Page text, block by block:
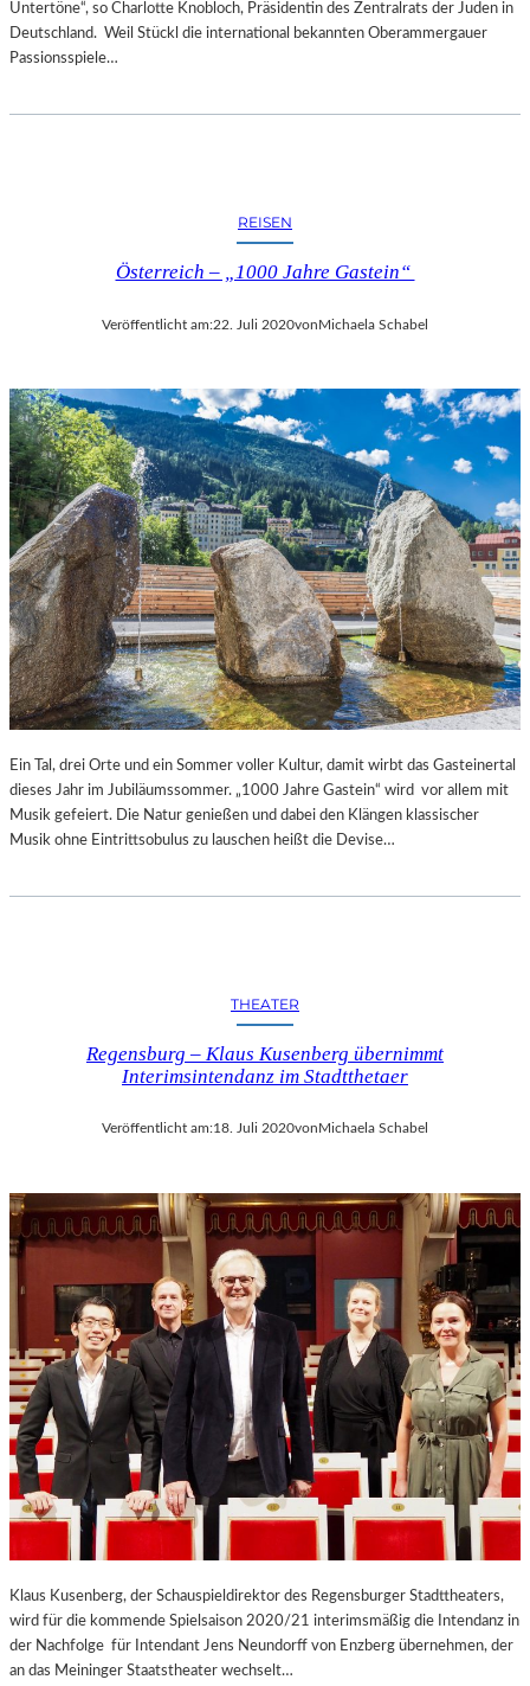
Untertöne“, so Charlotte Knobloch, Präsidentin des Zentralrats der Juden in
Deutschland. Weil Stückl die international bekannten Oberammergauer
Passionsspiele…
REISEN
Österreich – „1000 Jahre Gastein“
Veröffentlicht am:22. Juli 2020vonMichaela Schabel
Ein Tal, drei Orte und ein Sommer voller Kultur, damit wirbt das Gasteinertal
dieses Jahr im Jubiläumssommer. „1000 Jahre Gastein“ wird vor allem mit
Musik gefeiert. Die Natur genießen und dabei den Klängen klassischer
Musik ohne Eintrittsobulus zu lauschen heißt die Devise…
THEATER
Regensburg – Klaus Kusenberg übernimmt
Interimsintendanz im Stadtthetaer
Veröffentlicht am:18. Juli 2020von Michaela Schabel
Klaus Kusenberg, der Schauspieldirektor des Regensburger Stadttheaters,
wird für die kommende Spielsaison 2020/21 interimsmäßig die Intendanz in
der Nachfolge für Intendant Jens Neundorff von Enzberg übernehmen, der
an das Meininger Staatstheater wechselt…